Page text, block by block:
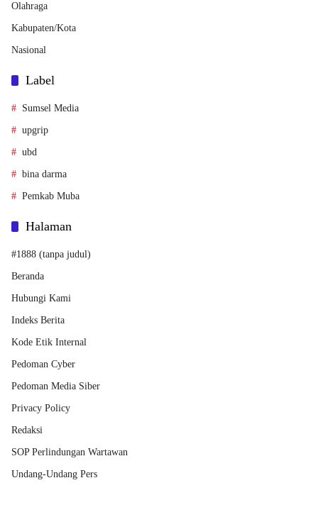
Olahraga
Kabupaten/Kota
Nasional
Label
Sumsel Media
upgrip
ubd
bina darma
Pemkab Muba
Halaman
#1888 (tanpa judul)
Beranda
Hubungi Kami
Indeks Berita
Kode Etik Internal
Pedoman Cyber
Pedoman Media Siber
Privacy Policy
Redaksi
SOP Perlindungan Wartawan
Undang-Undang Pers